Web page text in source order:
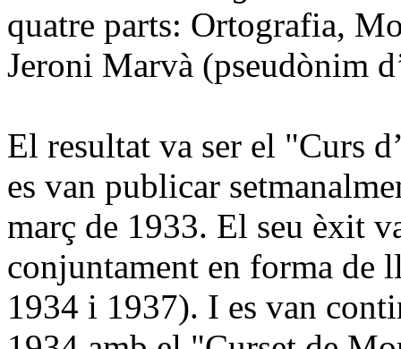
quatre parts: Ortografia,
Jeroni Marvà (pseudònim
El resultat va ser el "Curs
es van publicar
març de 1933. El seu èxit
conjuntament en forma de
1934 i 1937). I es van